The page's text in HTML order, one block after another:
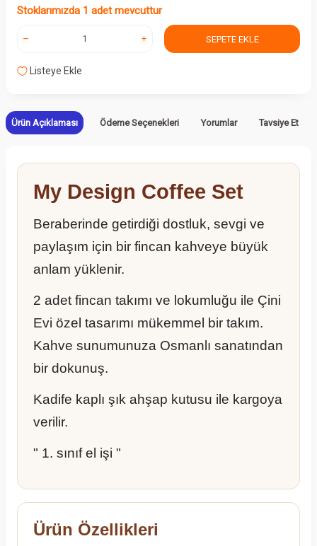
Stoklarımızda 1 adet mevcuttur
SEPETE EKLE
Listeye Ekle
Ürün Açıklaması Ödeme Seçenekleri Yorumlar Tavsiye Et
My Design Coffee Set
Beraberinde getirdiği dostluk, sevgi ve
paylaşım için bir fincan kahveye büyük
anlam yüklenir.
2 adet fincan takımı ve lokumluğu ile Çini
Evi özel tasarımı mükemmel bir takım.
Kahve sunumunuza Osmanlı sanatından
bir dokunuş.
Kadife kaplı şık ahşap kutusu ile kargoya
verilir.
" 1. sınıf el işi "
Ürün Özellikleri